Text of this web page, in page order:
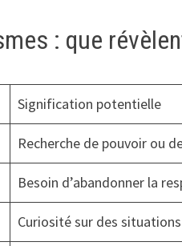
: que
Signification potentielle
Recherche de pouvoir ou
Besoin d’abandonner la
Curiosité sur des